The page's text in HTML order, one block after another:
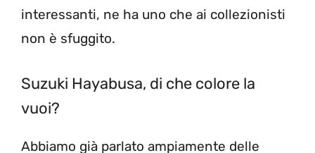
interessanti, ne ha uno che ai collezionisti
non è sfuggito.
Suzuki Hayabusa, di che colore la
vuoi?
Abbiamo già parlato ampiamente delle